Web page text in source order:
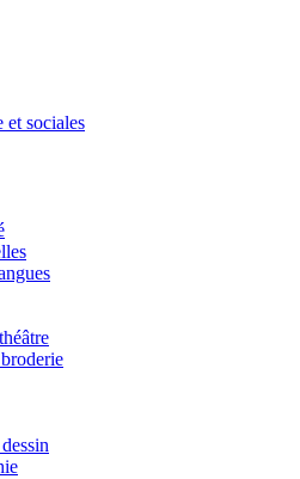
et sociales